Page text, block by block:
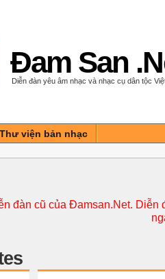
Đam San
Diễn đàn yêu âm nhạc và nhạc cụ dân tộc
Thư viện bản nhạc
đàn cũ của Đamsan.Net.